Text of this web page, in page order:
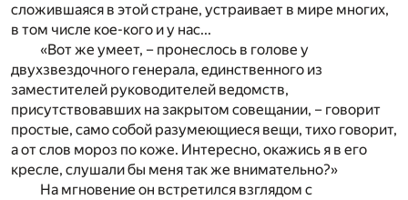
сложившаяся в этой стране, устраивает в мире многих,
в том числе кое-кого и у нас...
«Вот же умеет, – пронеслось в голове у
двухзвездочного генерала, единственного из
заместителей руководителей ведомств,
присутствовавших на закрытом совещании, – говорит
простые, само собой разумеющиеся вещи, тихо говорит,
а от слов мороз по коже. Интересно, окажись я в его
кресле, слушали бы меня так же внимательно?»
На мгновение он встретился взглядом с